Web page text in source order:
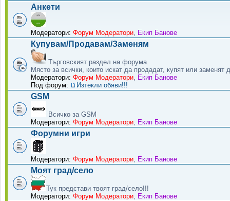
Анкети
Модератори: Форум Модератори Екип Банове
Купувам/Продавам/Заменям
Търговският раздел на форума.
Място за всички, които искат да продадат, купят или заменят
Модератори: Форум Модератори Екип Банове
Под форум:
Изтекли обяви!!!
GSM
Всичко за GSM
Модератори: Форум Модератори Екип Банове
Форумни игри
Модератори: Форум Модератори Екип Банове
Моят град/село
Тук представи твоят град/село!!!
Модератори: Форум Модератори Екип Банове